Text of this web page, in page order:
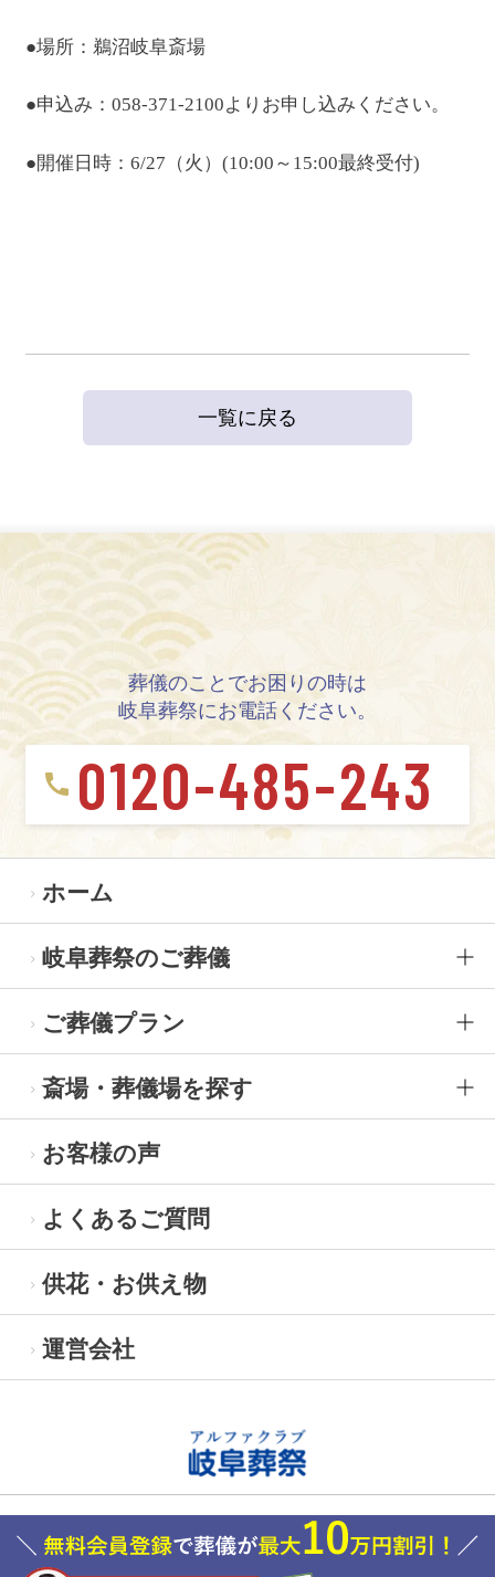
●場所：鵜沼岐阜斎場
●申込み：058-371-2100よりお申し込みください。
●開催日時：6/27（火）(10:00～15:00最終受付)
一覧に戻る
葬儀のことでお困りの時は
岐阜葬祭にお電話ください。
0120-485-243
ホーム
岐阜葬祭のご葬儀
ご葬儀プラン
斎場・葬儀場を探す
お客様の声
よくあるご質問
供花・お供え物
運営会社
Copyright© 2023 alphaclub-group. All Rights Reserved.